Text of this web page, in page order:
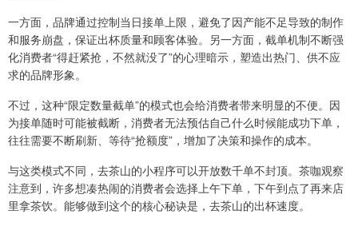
一方面，品牌通过控制当日接单上限，避免了因产能不足导致的制作
和服务崩盘，保证出杯质量和顾客体验。另一方面，截单机制不断强
化消费者“得赶紧抢，不然就没了”的心理暗示，塑造出热门、供不应
求的品牌形象。
不过，这种“限定数量截单”的模式也会给消费者带来明显的不便。因
为接单随时可能被截断，消费者无法预估自己什么时候能成功下单，
往往需要不断刷新、等待“抢额度”，增加了决策和操作的成本。
与这类模式不同，去茶山的小程序可以开放数千单不封顶。茶咖观察
注意到，许多想凑热闹的消费者会选择上午下单，下午到点了再来店
里拿茶饮。能够做到这个的核心秘诀是，去茶山的出杯速度。